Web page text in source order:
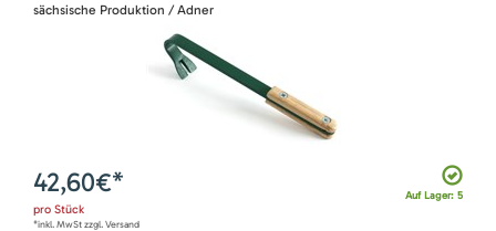
sächsische Produktion / Adner
Auf Lager: 5
42,60€*
pro Stück
*inkl. MwSt zzgl. Versand